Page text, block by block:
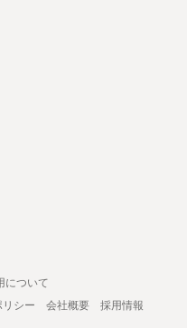
について
シー 会社概要
採用情報